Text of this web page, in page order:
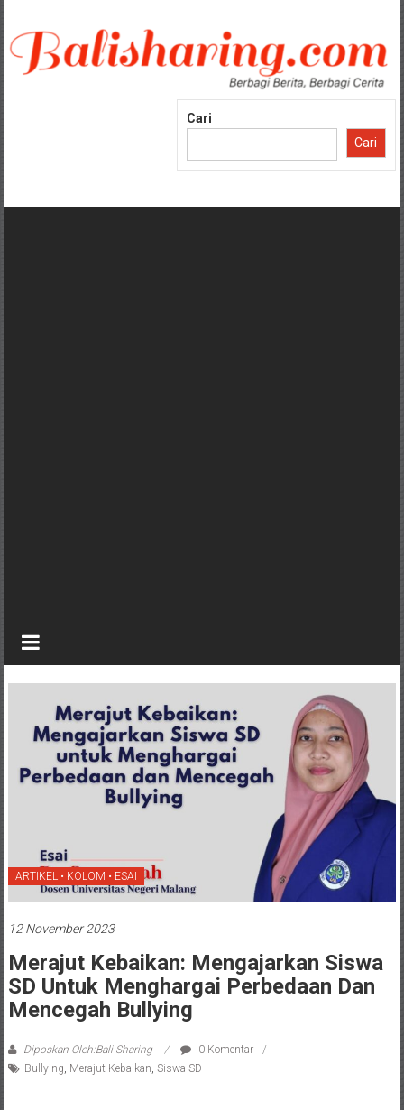
konten
Cari
Cari
ARTIKEL • KOLOM • ESAI
12 November 2023
Merajut Kebaikan: Mengajarkan Siswa
SD Untuk Menghargai Perbedaan Dan
Mencegah Bullying
Diposkan Oleh:Bali Sharing
0 Komentar
Bullying, Merajut Kebaikan, Siswa SD